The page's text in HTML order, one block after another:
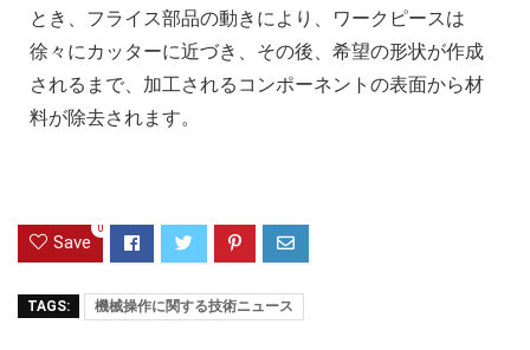
とき、フライス部品の動きにより、ワークピースは
徐々にカッターに近づき、その後、希望の形状が作成
されるまで、加工されるコンポーネントの表面から材
料が除去されます。
Save
0
TAGS: 機械操作に関する技術ニュース